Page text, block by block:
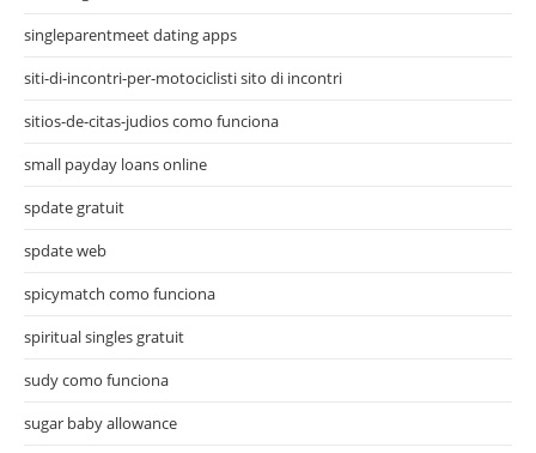
singleparentmeet dating apps
siti-di-incontri-per-motociclisti sito di incontri
sitios-de-citas-judios como funciona
small payday loans online
spdate gratuit
spdate web
spicymatch como funciona
spiritual singles gratuit
sudy como funciona
sugar baby allowance